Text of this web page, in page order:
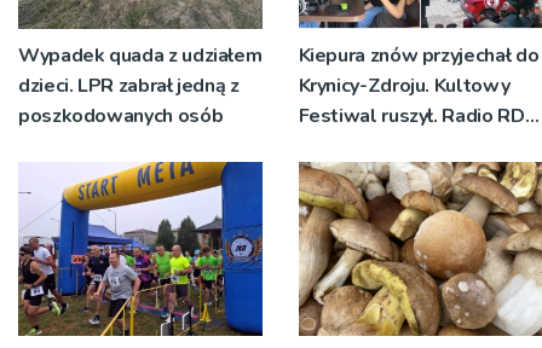
Wypadek quada z udziałem
dzieci. LPR zabrał jedną z
poszkodowanych osób
Kiepura znów przyjechał do
Krynicy-Zdroju. Kultowy
Festiwal ruszył. Radio RDN
żywo [ZDJĘCIA]